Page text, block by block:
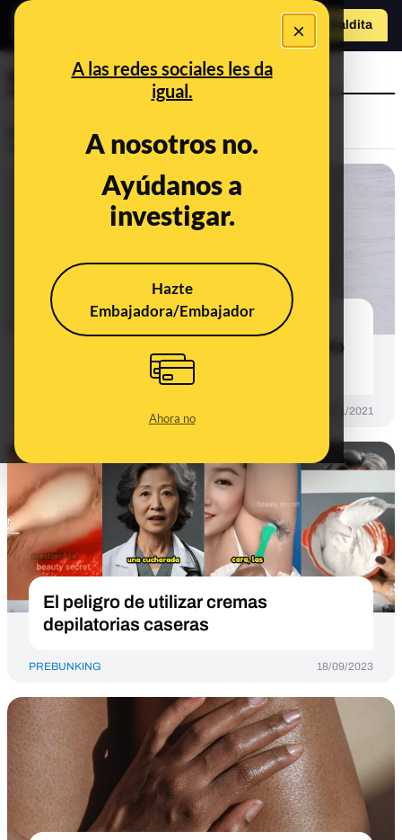
×
A las redes sociales les da
igual.
A nosotros no.
Ayúdanos a
investigar.
Hazte
Embajadora/Embajador
Ahora no
Hazte Maldito
a
depilación
Por qué es mejor no depilarse las
zonas íntimas en su totalidad: el pelo
tiene una función protectora
06/01/2021
El peligro de utilizar cremas
depilatorias caseras
PREBUNKING 18/09/2023